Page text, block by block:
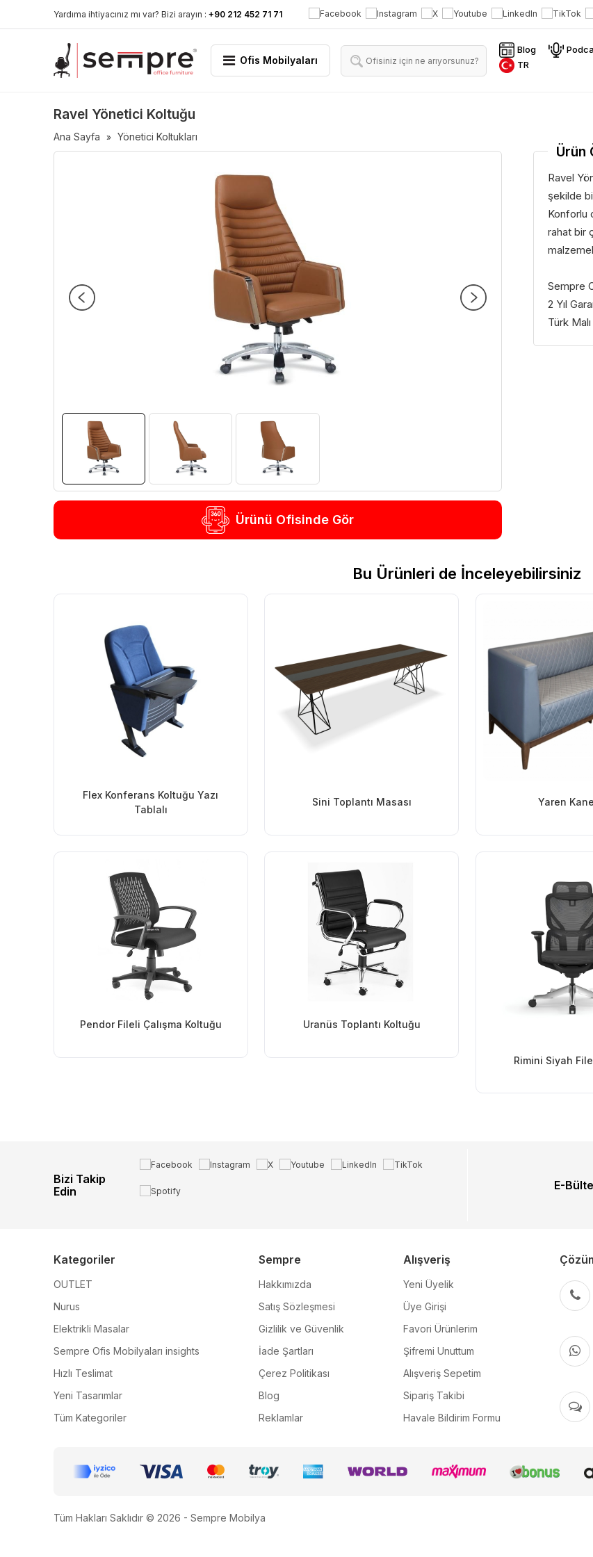
Yardıma ihtiyacınız mı var? Bizi arayın : +90 212 452 71 71
Ofis Mobilyaları
Blog
TR
Ravel Yönetici Koltuğu
Ana Sayfa » Yönetici Koltukları
Ürünü Ofisinde Gör
Ürün
Ravel
şekilde
Konforlu
rahat bir
Sempre
2 Yıl
Türk Malı
Bu Ürünleri de İnceleyebilirsiniz
Flex Konferans Koltuğu Yazı
Tablalı
Sini Toplantı Masası Yaren
Pendor Fileli Çalışma Koltuğu Uranüs Toplantı Koltuğu
Rimini Siyah
Bizi Takip
Edin
E-
Kategoriler
OUTLET
Nurus
Elektrikli Masalar
Sempre Ofis Mobilyaları insights
Hızlı Teslimat
Yeni Tasarımlar
Tüm Kategoriler
Sempre
Hakkımızda
Satış Sözleşmesi
Gizlilik ve Güvenlik
İade Şartları
Çerez Politikası
Blog
Reklamlar
Alışveriş
Yeni Üyelik
Üye Girişi
Favori Ürünlerim
Şifremi Unuttum
Alışveriş Sepetim
Sipariş Takibi
Havale Bildirim Formu
Tüm Hakları Saklıdır © 2026 - Sempre Mobilya